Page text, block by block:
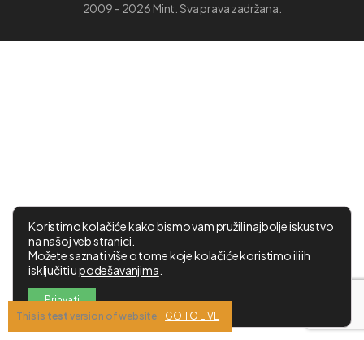
2009 - 2026 Mint. Sva prava zadržana.
Koristimo kolačiće kako bismo vam pružili najbolje iskustvo
na našoj veb stranici.
Možete saznati više o tome koje kolačiće koristimo ili ih
isključiti upodešavanjima
Prihvati
This is test version of website GO TO LIVE